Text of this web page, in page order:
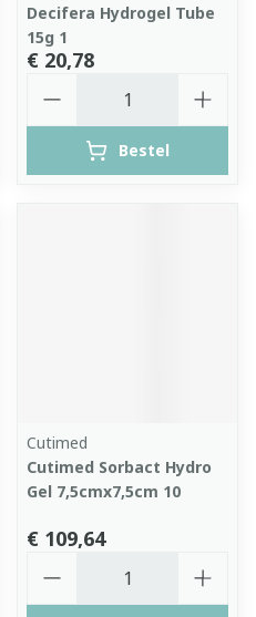
Decifera Hydrogel Tube
15g 1
€ 20,78
Bestel
Cutimed
Cutimed Sorbact Hydro
Gel 7,5cmx7,5cm 10
€ 109,64